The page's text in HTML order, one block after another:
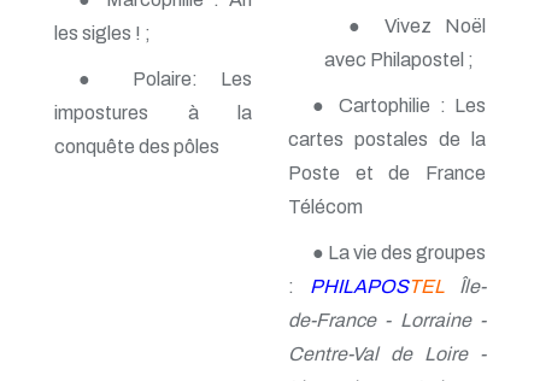
n° 138 - Janvier 2009
n° 136 - Juillet 2008
n° 135 - Avril 2008
n° 134 - Janvier 2008
n° 133 - Octobre 2007
les sigles ! ;
● Polaire: Les
impostures à la
conquête des pôles
● Vivez Noël
avec Philapostel ;
● Cartophilie : Les
cartes postales de la
Poste et de France
Télécom
● La vie des groupes
: PHILAPOSTELÎle-
de-France - Lorraine -
Centre-Val de Loire -